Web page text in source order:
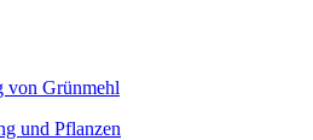
von Grünmehl
und Pflanzen